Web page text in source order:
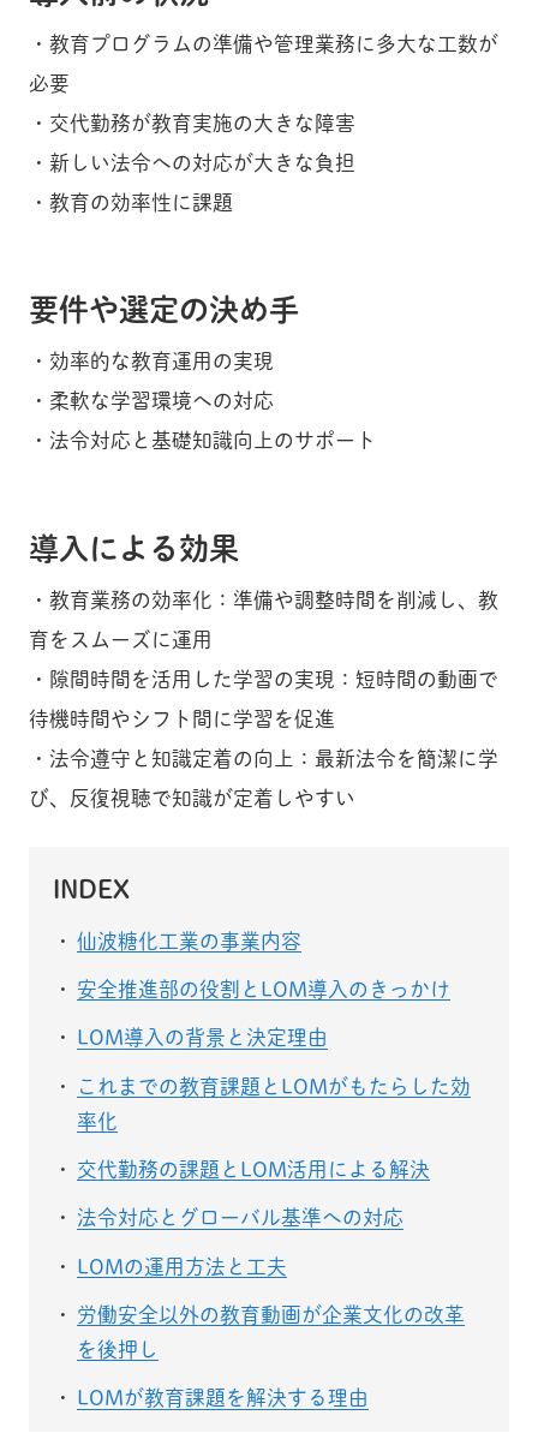
・教育プログラムの準備や管理業務に多大な工数が
必要
・交代勤務が教育実施の大きな障害
・新しい法令への対応が大きな負担
・教育の効率性に課題
要件や選定の決め手
・効率的な教育運用の実現
・柔軟な学習環境への対応
・法令対応と基礎知識向上のサポート
導入による効果
・教育業務の効率化：準備や調整時間を削減し、教
育をスムーズに運用
・隙間時間を活用した学習の実現：短時間の動画で
待機時間やシフト間に学習を促進
・法令遵守と知識定着の向上：最新法令を簡潔に学
び、反復視聴で知識が定着しやすい
INDEX
仙波糖化工業の事業内容
安全推進部の役割とLOM導入のきっかけ
LOM導入の背景と決定理由
これまでの教育課題とLOMがもたらした効
率化
交代勤務の課題とLOM活用による解決
法令対応とグローバル基準への対応
LOMの運用方法と工夫
労働安全以外の教育動画が企業文化の改革
を後押し
LOMが教育課題を解決する理由